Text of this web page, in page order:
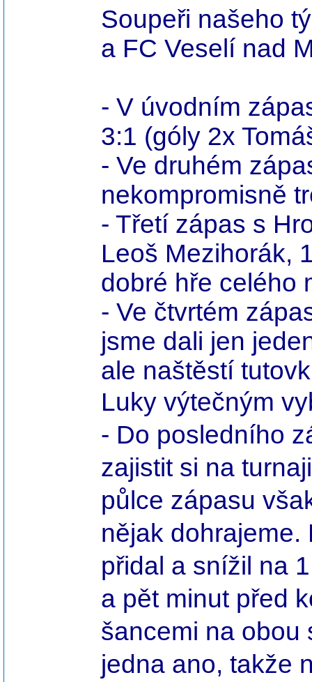
Soupeři našeho
a FC Veselí nad
- V úvodním
3:1 (góly 2x
- Ve druhém
nekompromisně
- Třetí zápas s
Leoš Mezihorák,
dobré hře celého
- Ve čtvrtém
jsme dali jen
ale naštěstí
Luky výtečným
- Do posledního
zajistit si na
půlce zápasu
nějak dohrajeme.
přidal a snížil na
a pět minut před
šancemi na obou
jedna ano, takže